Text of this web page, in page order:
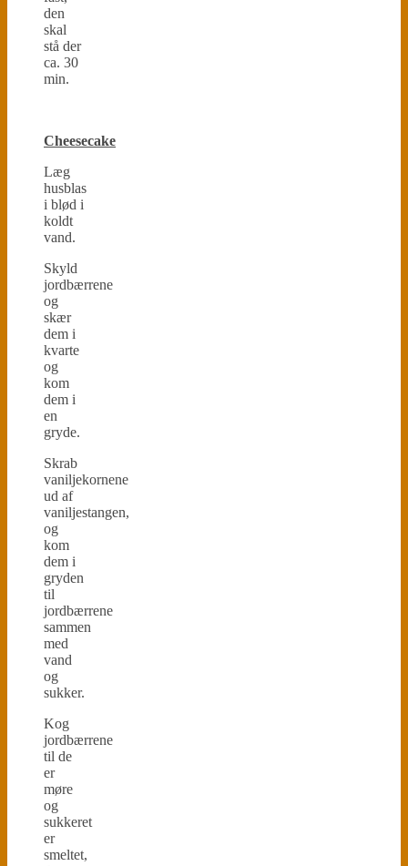
den
skal
stå der
ca. 30
min.
Cheesecake
Læg
husblas
i blød i
koldt
vand.
Skyld
jordbærrene
og
skær
dem i
kvarte
og
kom
dem i
en
gryde.
Skrab
vaniljekornene
ud af
vaniljestangen,
og
kom
dem i
gryden
til
jordbærrene
sammen
med
vand
og
sukker.
Kog
jordbærrene
til de
er
møre
og
sukkeret
er
smeltet,